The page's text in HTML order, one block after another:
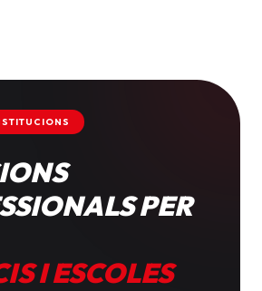
PER
I ESCOLES